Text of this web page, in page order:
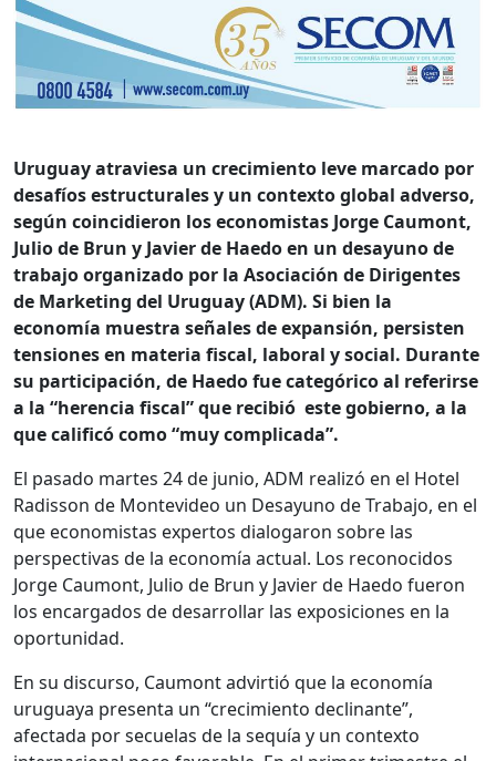
Uruguay atraviesa un crecimiento leve marcado por
desafíos estructurales y un contexto global adverso,
según coincidieron los economistas Jorge Caumont,
Julio de Brun y Javier de Haedo en un desayuno de
trabajo organizado por la Asociación de Dirigentes
de Marketing del Uruguay (ADM). Si bien la
economía muestra señales de expansión, persisten
tensiones en materia fiscal, laboral y social. Durante
su participación, de Haedo fue categórico al referirse
a la “herencia fiscal” que recibió este gobierno, a la
que calificó como “muy complicada”.
El pasado martes 24 de junio, ADM realizó en el Hotel
Radisson de Montevideo un Desayuno de Trabajo, en el
que economistas expertos dialogaron sobre las
perspectivas de la economía actual. Los reconocidos
Jorge Caumont, Julio de Brun y Javier de Haedo fueron
los encargados de desarrollar las exposiciones en la
oportunidad.
En su discurso, Caumont advirtió que la economía
uruguaya presenta un “crecimiento declinante”,
afectada por secuelas de la sequía y un contexto